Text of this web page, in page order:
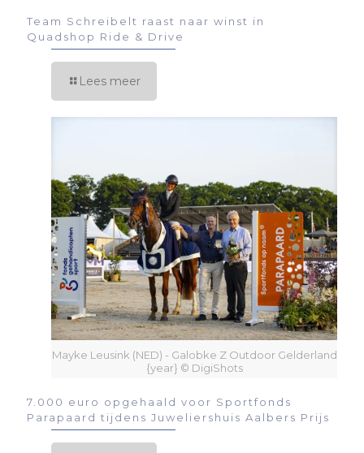
Team Schreibelt raast naar winst in
Quadshop Ride & Drive
Lees meer
Mayke Leusink (NED) - Galobke Z Outdoor Gelderland
{year} © DigiShots
7.000 euro opgehaald voor Sportfonds
Parapaard tijdens Juweliershuis Aalbers Prijs